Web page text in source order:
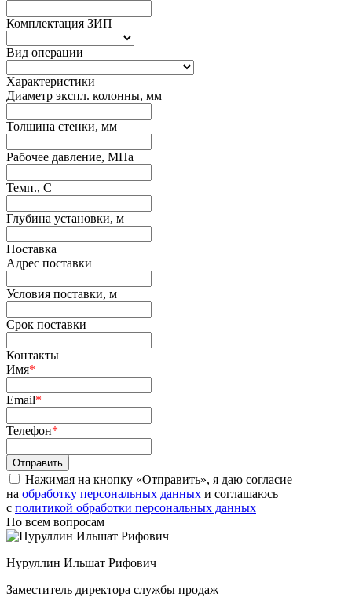
Комплектация ЗИП
Вид операции
Характеристики
Диаметр экспл. колонны, мм
Толщина стенки, мм
Рабочее давление, МПа
Темп., С
Глубина установки, м
Поставка
Адрес поставки
Условия поставки, м
Срок поставки
Контакты
Имя*
Email*
Телефон*
Нажимая на кнопку «Отправить», я даю согласие
на обработку персональных данных и соглашаюсь
c политикой обработки персональных данных
По всем вопросам
Нуруллин Ильшат Рифович
Заместитель директора службы продаж